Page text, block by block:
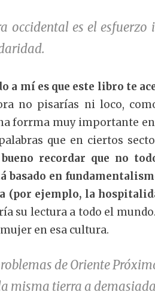
occidental es el
a mí es que este libro te
no pisarías ni loco,
forrma muy importante
que en ciertos
bueno recordar que no
basado en
(por ejemplo, la
su lectura a todo el
en esa cultura.
de Oriente
misma tierra a